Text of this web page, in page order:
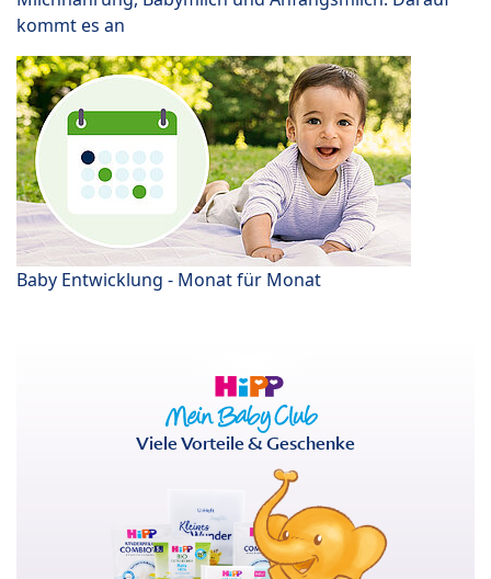
kommt es an
Baby Entwicklung - Monat für Monat
Viele Vorteile & Geschenke